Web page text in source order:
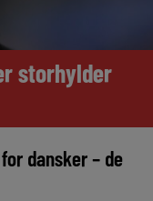
storhylder
dansker – de